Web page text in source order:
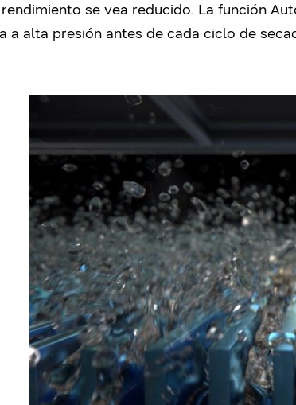
se vea reducido. La función
a alta presión antes de cada ciclo de